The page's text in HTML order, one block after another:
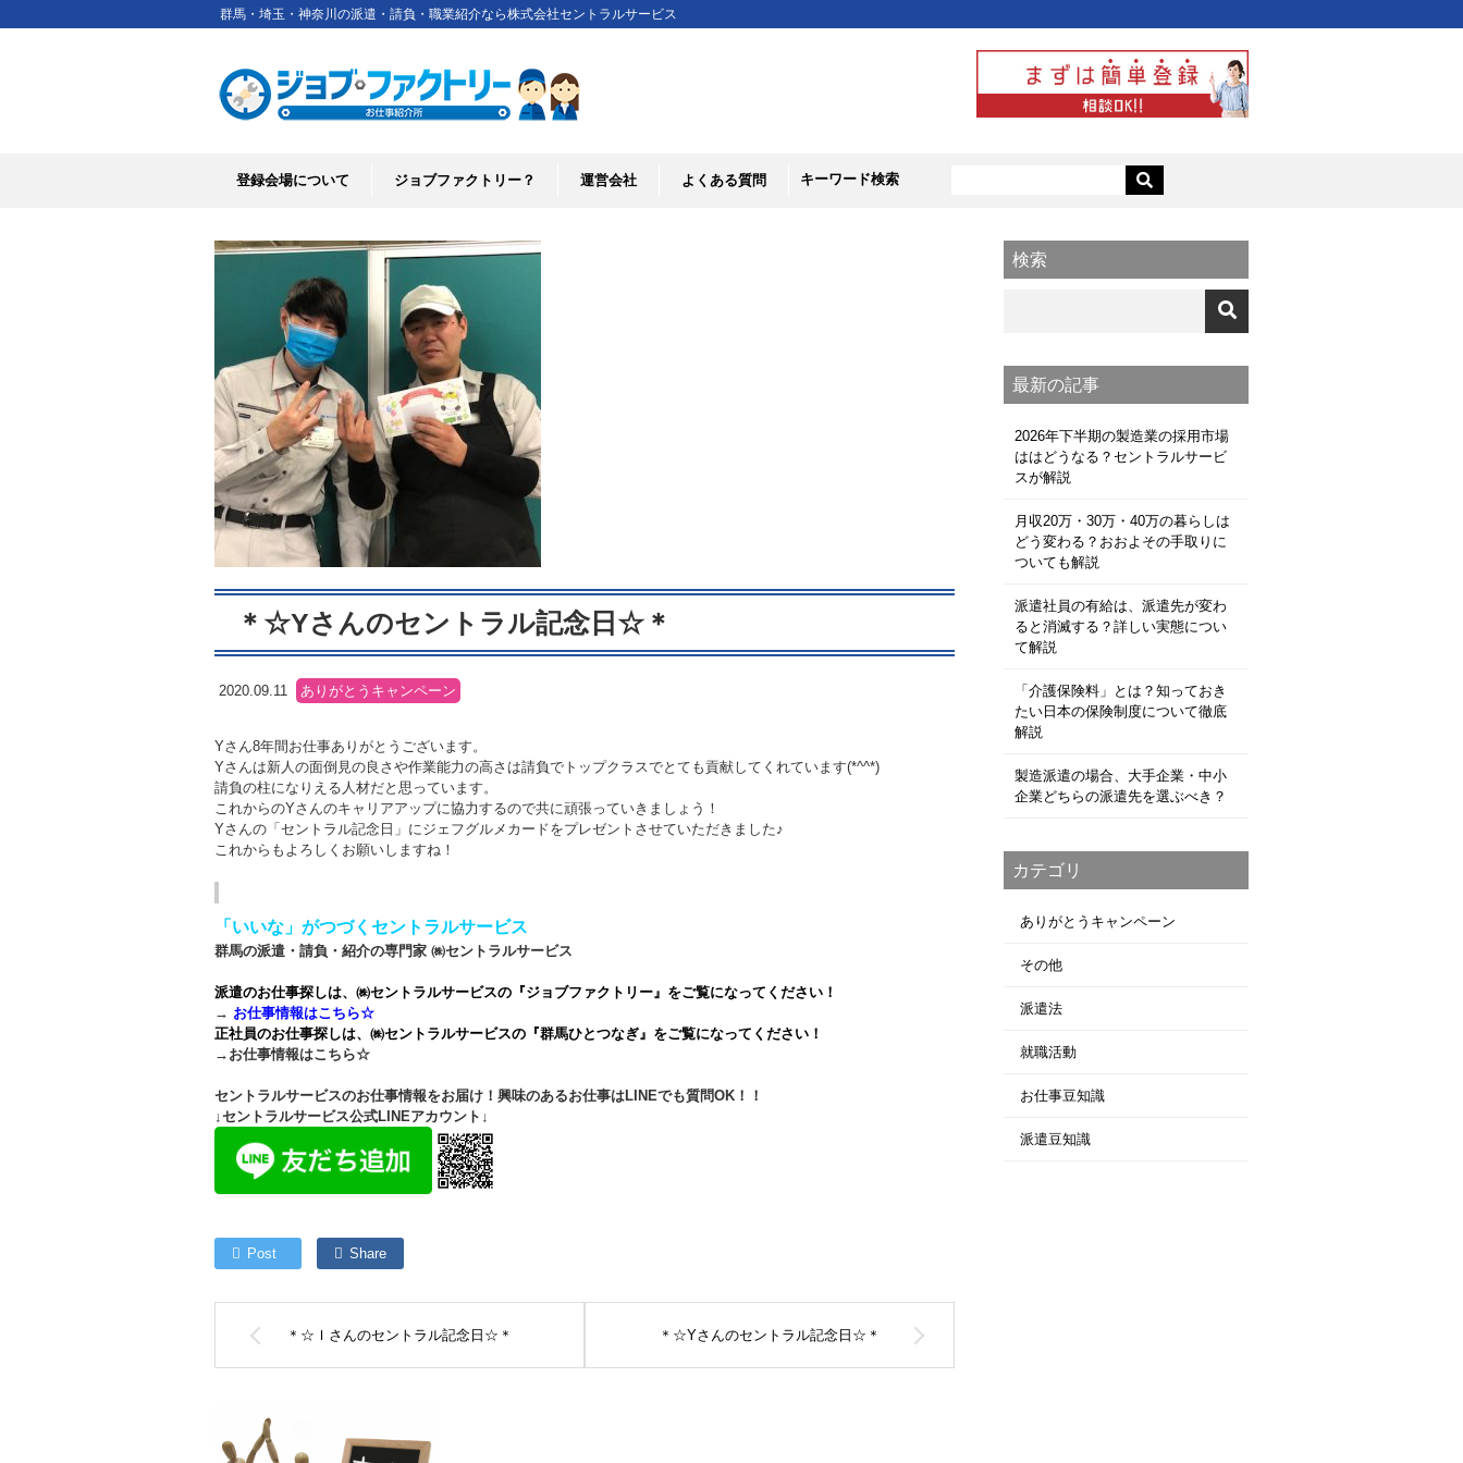
群馬・埼玉・神奈川の派遣・請負・職業紹介なら株式会社セントラルサービス
登録会場について ジョブファクトリー？ 運営会社 よくある質問 キーワード検索
＊☆Yさんのセントラル記念日☆＊
2020.09.11 ありがとうキャンペーン
Yさん8年間お仕事ありがとうございます。
Yさんは新人の面倒見の良さや作業能力の高さは請負でトップクラ スでとても貢献してくれています(*^^*)
請負の柱になりえる人材だと思っています。
これからのYさんのキャリアアップに協力するので共に頑張っていきましょう！
Yさんの「セントラル記念日」にジェフグルメカードをプレゼント させていただきました♪
これからもよろしくお願いしますね！
「いいな」がつづくセントラルサービス
群馬の派遣・請負・紹介の専門家 ㈱セントラルサービス
派遣のお仕事探しは、㈱セントラルサービスの『ジョブファクトリー』をご覧になってください！
→ お仕事情報はこちら☆
正社員のお仕事探しは、㈱セントラルサービスの『群馬ひとつなぎ』をご覧になってください！
→ お仕事情報はこちら☆
セントラルサービスのお仕事情報をお届け！興味のあるお仕事はLINEでも質問OK！！
↓セントラルサービス公式LINEアカウント↓
Post Share
＊☆Ｉさんのセントラル記念日☆＊ ＊☆Yさんのセントラル記念日☆＊
検索
最新の記事
2026年下半期の製造業の採用市場
ははどうなる？セントラルサービ
スが解説
月収20万・30万・40万の暮らしは
どう変わる？おおよその手取りに
ついても解説
派遣社員の有給は、派遣先が変わ
ると消滅する？詳しい実態につい
て解説
「介護保険料」とは？知っておき
たい日本の保険制度について徹底
解説
製造派遣の場合、大手企業・中小
企業どちらの派遣先を選ぶべき？
カテゴリ
ありがとうキャンペーン
その他
派遣法
就職活動
お仕事豆知識
派遣豆知識